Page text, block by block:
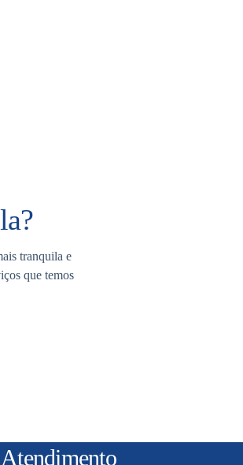
tranquila e
que temos
Atendimento